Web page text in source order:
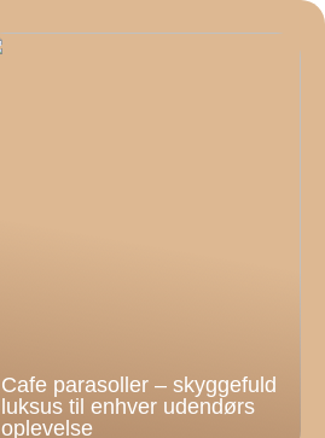
Cafe parasoller – skyggefuld
luksus til enhver udendørs
oplevelse